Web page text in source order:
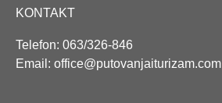
KONTAKT
Telefon: 063/326-846
Email: office@putovanjaiturizam.com